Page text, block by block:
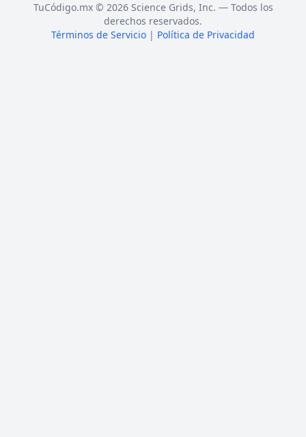
TuCódigo.mx © 2026 Science Grids, Inc. — Todos los
derechos reservados.
Términos de Servicio | Política de Privacidad